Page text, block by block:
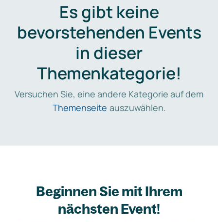
Es gibt keine
bevorstehenden Events
in dieser
Themenkategorie!
Versuchen Sie, eine andere Kategorie auf dem
Themenseite auszuwählen.
Beginnen Sie mit Ihrem
nächsten Event!